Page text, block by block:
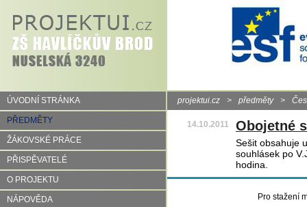
ÚVODNÍ STRÁNKA
PŘEDMĚTY
ŽÁKOVSKÉ PRÁCE
PŘISPĚVATELÉ
O PROJEKTU
NÁPOVĚDA
projektui.cz > předměty >
14.10.2011 Obojetné
Sešit obsahuje
souhlásek po
hodina.
Pro stažení